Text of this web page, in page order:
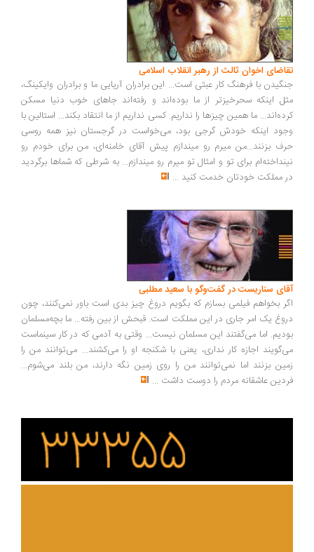
اخوان ثالث از رهبر انقلاب اسلامی
با فرهنگ کار عبثی است... این برادران آریایی ما و برادران وایکینگ،
اینکه سحرخیزتر از ما بوده‌اند و رفته‌اند جاهای خوب دنیا مسکن
ما همین چیزها را نداریم. کسی نداریم از ما انتقاد بکند... استالین با
اینکه خودش گرجی بود، می‌خواست در گرجستان نیز همه روسی
بزنند...من میرم رو میندازم پیش آقای خامنه‌ای، من برای خودم رو
برای تو و امثال تو میرم رو میندازم... به شرطی که شماها برگردید
مملکت خودتان خدمت کنید...
سناریست در گفت‌وگو با سعید مطلبی
بخواهم فیلمی بسازم که بگویم دروغ چیز بدی است باور نمی‌کنند، چون
یک امر جاری در این مملکت است. قبحش از بین رفته... ما بچه‌مسلمان
اما می‌گفتند این مسلمان نیست... وقتی به آدمی که در کار سینماست
اجازه کار نداری، یعنی با شکنجه او را می‌کشند... می‌توانند من را
بزنند اما نمی‌توانند من را روی زمین نگه دارند، من بلند می‌شوم...
عاشقانه مردم را دوست داشت ...